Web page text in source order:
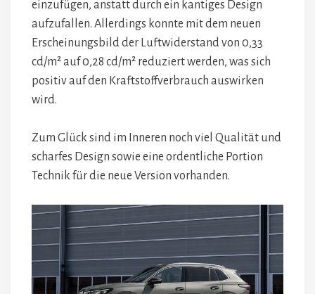
einzufügen, anstatt durch ein kantiges Design
aufzufallen. Allerdings konnte mit dem neuen
Erscheinungsbild der Luftwiderstand von 0,33
cd/m² auf 0,28 cd/m² reduziert werden, was sich
positiv auf den Kraftstoffverbrauch auswirken
wird.
Zum Glück sind im Inneren noch viel Qualität und
scharfes Design sowie eine ordentliche Portion
Technik für die neue Version vorhanden.